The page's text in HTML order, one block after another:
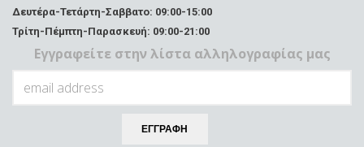
Δευτέρα-Τετάρτη-Σαββατο: 09:00-15:00
Τρίτη-Πέμπτη-Παρασκευή: 09:00-21:00
Εγγραφείτε στην λίστα αλληλογραφίας μας